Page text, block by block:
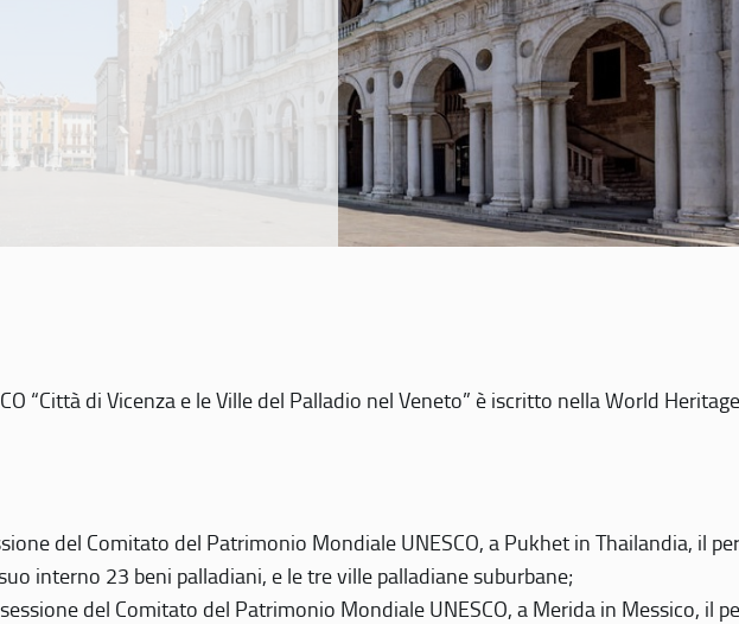
“Città di Vicenza e le Ville del Palladio nel Veneto” è iscritto nella World
del Comitato del Patrimonio Mondiale UNESCO, a Pukhet in Thailandia, il
interno 23 beni palladiani, e le tre ville palladiane suburbane;
del Comitato del Patrimonio Mondiale UNESCO, a Merida in Messico, il